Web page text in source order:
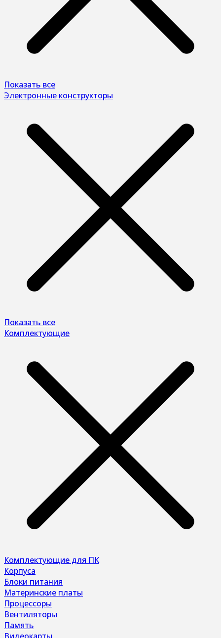
Показать все
Электронные конструкторы
Показать все
Комплектующие
Комплектующие для ПК
Корпуса
Блоки питания
Материнские платы
Процессоры
Вентиляторы
Память